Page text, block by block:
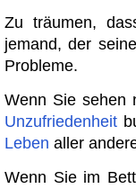
Zu träumen,
jemand, der seine
Probleme.
Wenn Sie sehen
Unzufriedenheit
Leben aller
Wenn Sie im